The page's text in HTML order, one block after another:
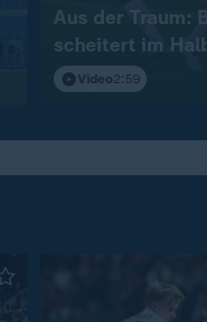
Aus der Traum:
scheitert im
Video2:59